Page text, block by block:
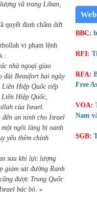
vũ trang Liban,
quyết định chấm dứt
vi phạm lệnh
:
nhà ngoại giao
đài Beaufort hai ngày
Hiệp Quốc tiếp
Hiệp Quốc,
của Israel.
an ninh cho Israel
ngôi làng bị oanh
yếu thêm chính
sau khi lực lượng
giám sát đường Ranh
được Trung Quốc
bác bỏ. »
BBC:
RFI:
RFA:
Free
VOA:
Nam
SGB: